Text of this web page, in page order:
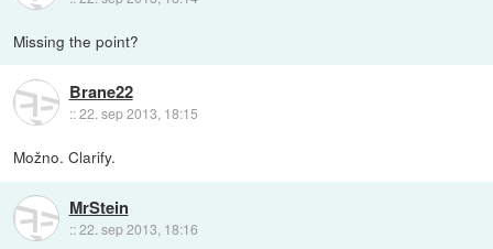
Missing the point?
Brane22
::22. sep 2013, 18:15
Možno. Clarify.
MrStein
::22. sep 2013, 18:16